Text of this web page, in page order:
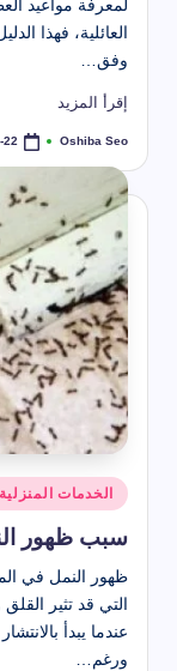
لمعرفة مواعيد
العائلية، فهذا
وفق…
إقرأ المزيد
تمّ
بواسطة
Oshiba Seo
22
نُشر
في
الخدمات المنزلية
سبب ظهور
ظهور النمل في
التي قد تثير
عندما يبدأ
ورغم…